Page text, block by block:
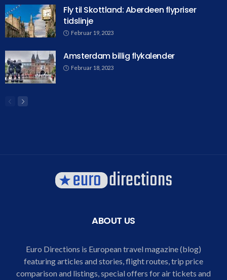
Fly til Skottland: Aberdeen flypriser
tidslinje
Februar 19, 2023
Amsterdam billig flykalender
Februar 18, 2023
ABOUT US
Euro Directions is European travel magazine (blog)
featuring articles and stories, flight routes, trip price
comparison and listings, special offers for air tickets and